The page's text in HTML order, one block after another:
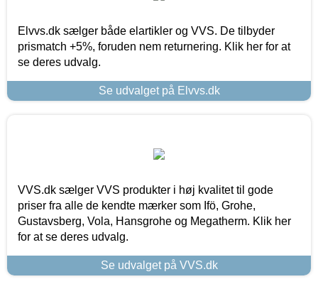
Elvvs.dk sælger både elartikler og VVS. De tilbyder
prismatch +5%, foruden nem returnering. Klik her for at
se deres udvalg.
Se udvalget på Elvvs.dk
VVS.dk sælger VVS produkter i høj kvalitet til gode
priser fra alle de kendte mærker som Ifö, Grohe,
Gustavsberg, Vola, Hansgrohe og Megatherm. Klik her
for at se deres udvalg.
Se udvalget på VVS.dk